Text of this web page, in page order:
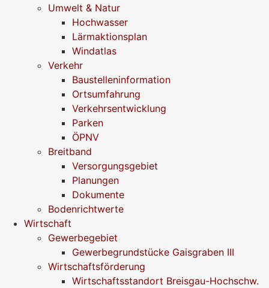
Umwelt & Natur
Hochwasser
Lärmaktionsplan
Windatlas
Verkehr
Baustelleninformation
Ortsumfahrung
Verkehrsentwicklung
Parken
ÖPNV
Breitband
Versorgungsgebiet
Planungen
Dokumente
Bodenrichtwerte
Wirtschaft
Gewerbegebiet
Gewerbegrundstücke Gaisgraben III
Wirtschaftsförderung
Wirtschaftsstandort Breisgau-Hochschw.